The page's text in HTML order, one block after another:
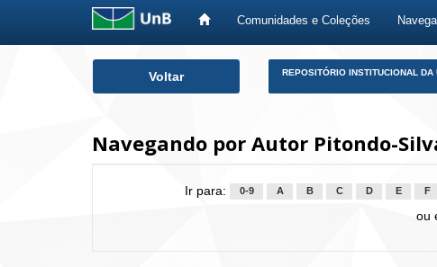
Comunidades e Coleções
Voltar REPOSITÓRIO INSTITUCIONAL DA
Navegando por Autor Pitondo-
Ir para: 0-9 A B C D E F
ou